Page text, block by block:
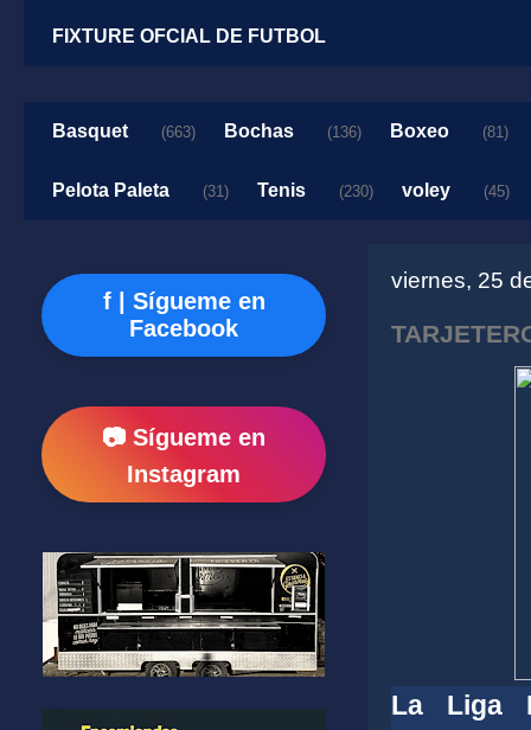
FIXTURE OFCIAL DE FUTBOL
Basquet (663) Bochas (136) Boxeo (81)
Pelota Paleta (31) Tenis (230) voley (45)
viernes, 25
La Liga
f | Sígueme en
Facebook
📷 Sígueme en
Instagram